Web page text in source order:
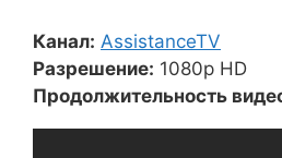
Канал: AssistanceTV
Разрешение: 1080p HD
Продолжительность